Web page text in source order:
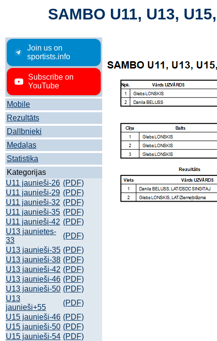
SAMBO U11, U13,
Join us on
sportists.info
Subscribe on
YouTube
Mobile
Rezultāts
Dalībnieki
Medaļas
Statistika
Kategorijas
U11 jaunieši-26 (PDF)
U11 jaunieši-29 (PDF)
U11 jaunieši-32 (PDF)
U11 jaunieši-35 (PDF)
U11 jaunieši-42 (PDF)
U13 jaunietes-
33
(PDF)
U13 jaunieši-35 (PDF)
U13 jaunieši-38 (PDF)
U13 jaunieši-42 (PDF)
U13 jaunieši-46 (PDF)
U13 jaunieši-50 (PDF)
U13
jaunieši+55
(PDF)
U15 jaunieši-46 (PDF)
U15 jaunieši-50 (PDF)
U15 jaunieši-54 (PDF)